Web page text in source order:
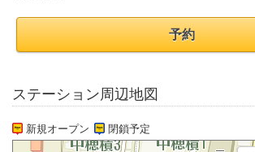
予約
ステーション周辺地図
新規オープン 閉鎖予定